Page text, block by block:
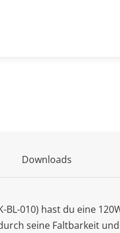
Downloads
BL-010) hast du eine
seine Faltbarkeit